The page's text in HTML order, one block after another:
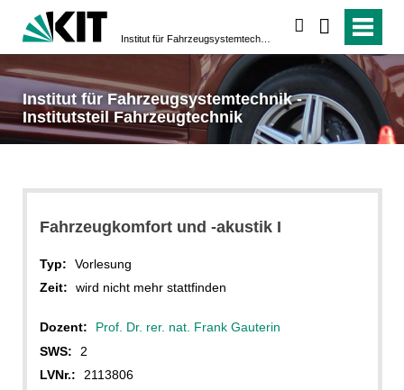
Institut für Fahrzeugsystemtechnik -
Institutsteil Fahrzeugtechnik
Fahrzeugkomfort und -akustik I
Typ:
Vorlesung
Zeit:
wird nicht mehr stattfinden
Dozent:
Prof. Dr. rer. nat. Frank Gauterin
SWS:
2
LVNr.:
2113806